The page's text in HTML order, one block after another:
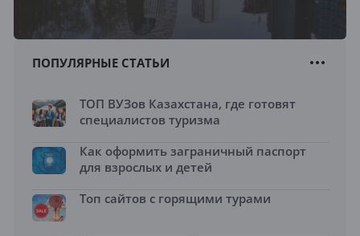
ПОПУЛЯРНЫЕ СТАТЬИ
ТОП ВУЗов Казахстана, где готовят
специалистов туризма
Как оформить заграничный паспорт
для взрослых и детей
Топ сайтов с горящими турами